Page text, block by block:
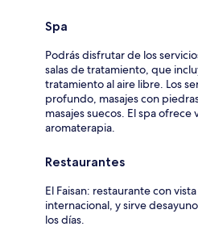
Spa
Podrás disfrutar de los
salas de tratamiento, que
tratamiento al aire libre. Los
profundo, masajes con
masajes suecos. El spa
aromaterapia.
Restaurantes
El Faisan: restaurante con
internacional, y sirve
los días.